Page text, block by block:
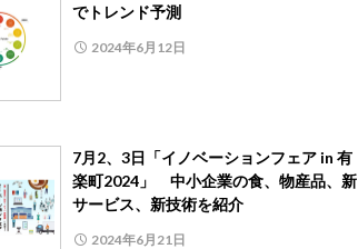
でトレンド予測
2024年6月12日
7月2、3日「イノベーションフェア in 有
楽町2024」 中小企業の食、物産品、新
サービス、新技術を紹介
2024年6月21日